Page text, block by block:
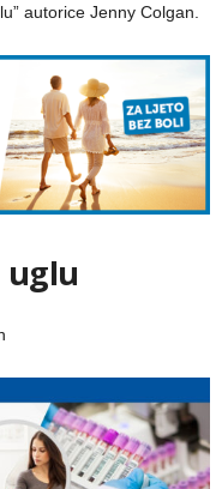
autorice Jenny Colgan.
uglu